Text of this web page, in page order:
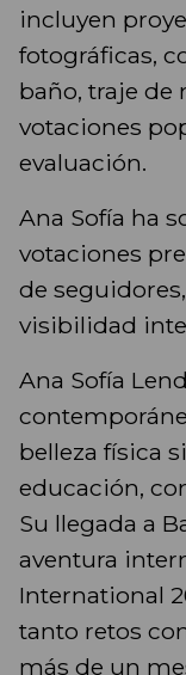
incluyen
fotográficas,
baño, traje de
votaciones
evaluación.
Ana Sofía ha
votaciones
de
visibilidad
Ana Sofía
belleza física
educación,
Su llegada a
aventura
International
tanto retos
más de un